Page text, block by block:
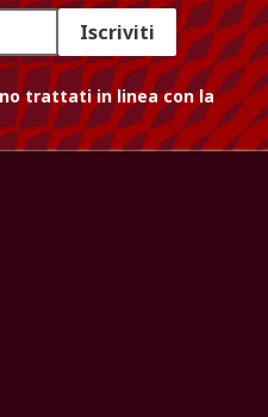
Iscriviti
trattati in linea con la